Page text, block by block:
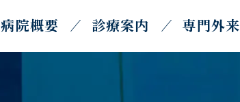
病院概要 診療案内 専門外来